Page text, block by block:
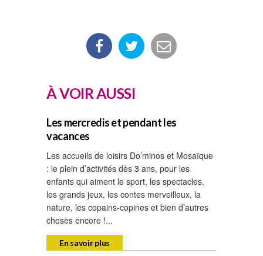
À VOIR AUSSI
Les mercredis et pendant les
vacances
Les accueils de loisirs Do’minos et Mosaïque
: le plein d’activités dès 3 ans, pour les
enfants qui aiment le sport, les spectacles,
les grands jeux, les contes merveilleux, la
nature, les copains-copines et bien d’autres
choses encore !...
En savoir plus